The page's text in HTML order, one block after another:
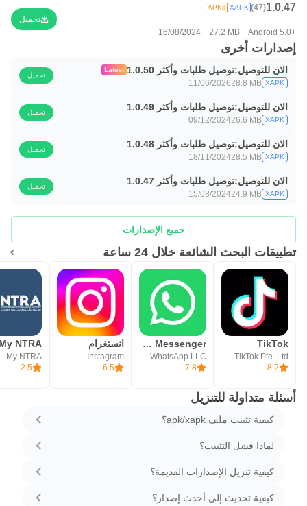
1.0.47
(47)
XAPK
APKs
16/08/2024 27.2 MB Android 5.0+
تحميل
إصدارات أخرى
الان للتوصيل:توصيل طلبات وأكثر 1.0.50
Latest
XAPK
28.8 MB
11/06/2026
تحميل
الان للتوصيل:توصيل طلبات وأكثر 1.0.49
XAPK
26.6 MB
09/12/2024
تحميل
الان للتوصيل:توصيل طلبات وأكثر 1.0.48
XAPK
28.5 MB
18/11/2024
تحميل
الان للتوصيل:توصيل طلبات وأكثر 1.0.47
XAPK
24.9 MB
15/08/2024
تحميل
جميع الإصدارات
تطبيقات البحث الشائعة خلال 24 ساعة
TikTok
TikTok Pte. Ltd.
8.2
WhatsApp Messenger - واتساب مسنجر
WhatsApp LLC
7.8
انستغرام
Instagram
6.5
NTRA
My NTRA
2.5
أسئلة متداولة للتنزيل
كيفية تثبيت ملف apk/xapk؟
لماذا فشل التثبيت؟
كيفية تنزيل الإصدارات القديمة؟
كيفية تحديث إلى أحدث إصدار؟